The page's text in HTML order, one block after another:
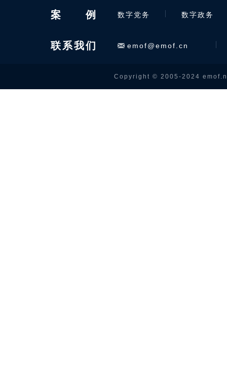
案 例 数字党务 数字政务
联系我们 emof@emof.cn
Copyright © 2005-2024